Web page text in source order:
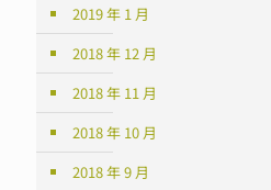
2019 年 1 月
2018 年 12 月
2018 年 11 月
2018 年 10 月
2018 年 9 月